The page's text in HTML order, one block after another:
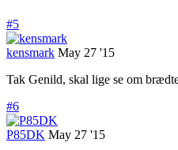
#5
kensmark May 27 '15
Tak Genild, skal lige se om
#6
P85DK May 27 '15